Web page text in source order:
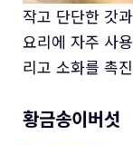
작고 단단한 갓
요리에 자주 사
리고 소화를 촉
황금송이버섯